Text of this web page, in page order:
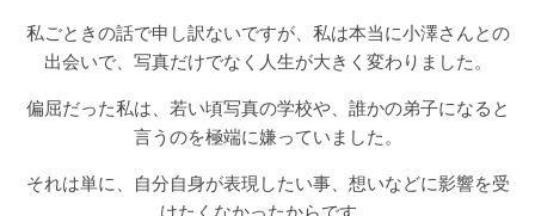
私ごときの話で申し訳ないですが、私は本当に小澤さんとの
出会いで、写真だけでなく人生が大きく変わりました。
偏屈だった私は、若い頃写真の学校や、誰かの弟子になると
言うのを極端に嫌っていました。
それは単に、自分自身が表現したい事、想いなどに影響を受